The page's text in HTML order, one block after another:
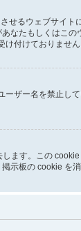
せるウェブサイ
なたもしくはこ
付けておりません
ザー名を禁止し
ます。この
示板の cookie を